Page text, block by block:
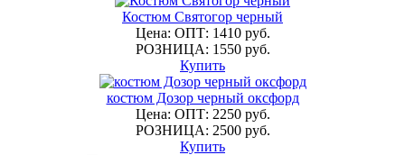
Костюм Святогор черный
Цена: ОПТ: 1410 руб.
РОЗНИЦА: 1550 руб.
Купить
костюм Дозор черный оксфорд
Цена: ОПТ: 2250 руб.
РОЗНИЦА: 2500 руб.
Купить